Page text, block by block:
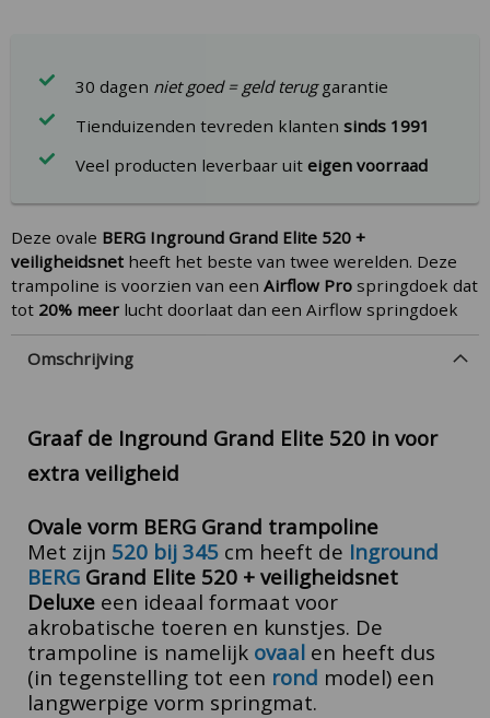
30 dagen niet goed = geld teruggarantie
Tienduizenden tevreden klantensinds 1991
Veel producten leverbaar uiteigen voorraad
Deze ovale BERG Inground Grand Elite 520 +
veiligheidsnet heeft het beste van twee werelden. Deze
trampoline is voorzien van een Airflow Pro springdoek dat
tot 20% meer lucht doorlaat dan een Airflow springdoek
Omschrijving
Graaf de Inground Grand Elite 520 in voor
extra veiligheid
Ovale vorm BERG Grand trampoline
Met zijn 520 bij 345 cm heeft de Inground
BERG Grand Elite 520 + veiligheidsnet
Deluxe een ideaal formaat voor
akrobatische toeren en kunstjes. De
trampoline is namelijk ovaal en heeft dus
(in tegenstelling tot een rond model) een
langwerpige vorm springmat.